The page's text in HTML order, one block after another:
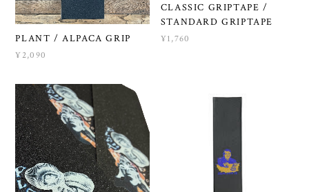
PLANT / ALPACA GRIP
¥2,090
CLASSIC GRIPTAPE /
STANDARD GRIPTAPE
¥1,760